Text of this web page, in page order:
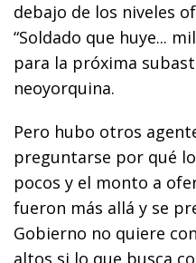
debajo de los niveles
“Soldado que huye...
para la próxima
neoyorquina.
Pero hubo otros
preguntarse por qué
pocos y el monto a
fueron más allá y se
Gobierno no quiere
altos si lo que busca